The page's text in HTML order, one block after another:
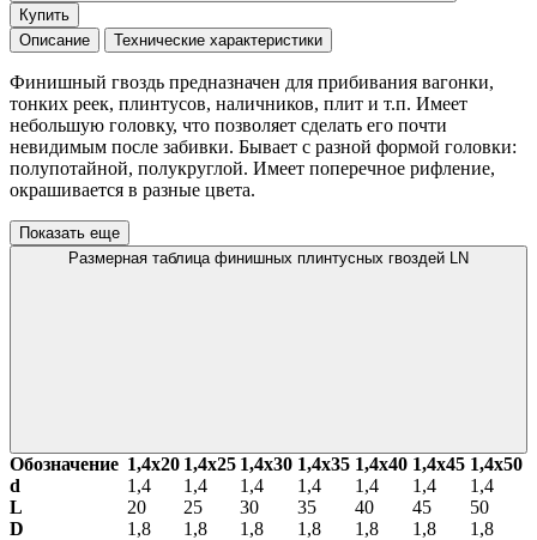
Купить
Описание
Технические характеристики
Финишный гвоздь предназначен для прибивания вагонки,
тонких реек, плинтусов, наличников, плит и т.п. Имеет
небольшую головку, что позволяет сделать его почти
невидимым после забивки. Бывает с разной формой головки:
полупотайной, полукруглой. Имеет поперечное рифление,
окрашивается в разные цвета.
Показать еще
Размерная таблица финишных плинтусных гвоздей LN
Обозначение 1,4х20 1,4х25 1,4х30 1,4х35 1,4х40 1,4х45 1,4х50
d
1,4 1,4 1,4 1,4 1,4 1,4
1,4
L
20 25 30 35 40 45
50
D
1,8 1,8 1,8 1,8 1,8 1,8 1,8